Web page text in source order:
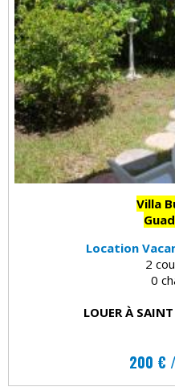
Villa
Location
2
0
LOUER À
200 €